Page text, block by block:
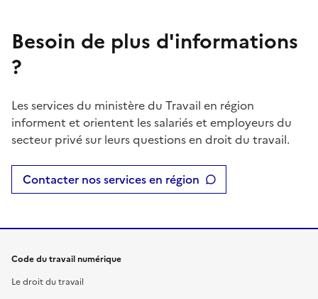
Besoin de plus d'informations
?
Les services du ministère du Travail en région
informent et orientent les salariés et employeurs du
secteur privé sur leurs questions en droit du travail.
Contacter nos services en région
Code du travail numérique
Le droit du travail